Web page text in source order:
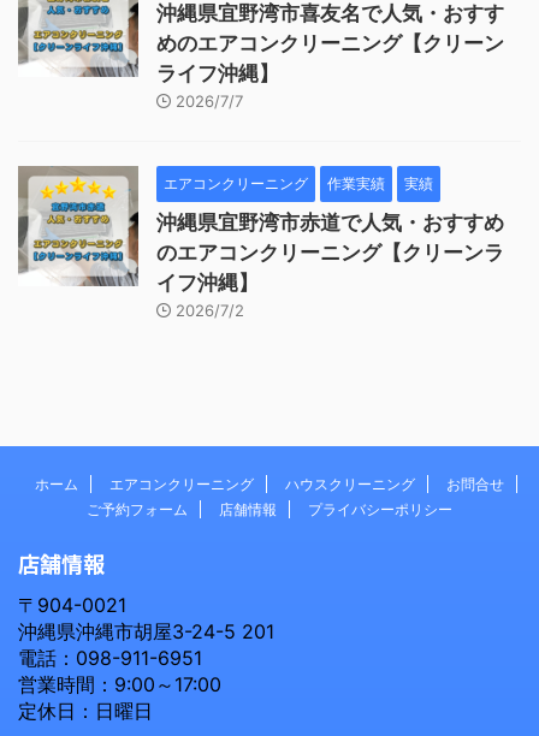
沖縄県宜野湾市喜友名で人気・おすす
めのエアコンクリーニング【クリーン
ライフ沖縄】
2026/7/7
エアコンクリーニング 作業実績 実績
沖縄県宜野湾市赤道で人気・おすすめ
のエアコンクリーニング【クリーンラ
イフ沖縄】
2026/7/2
ホーム エアコンクリーニング ハウスクリーニング
お問合せ
ご予約フォーム
店舗情報 プライバシーポリシー
店舗情報
〒904-0021
沖縄県沖縄市胡屋3-24-5 201
電話：098-911-6951
営業時間：9:00～17:00
定休日：日曜日